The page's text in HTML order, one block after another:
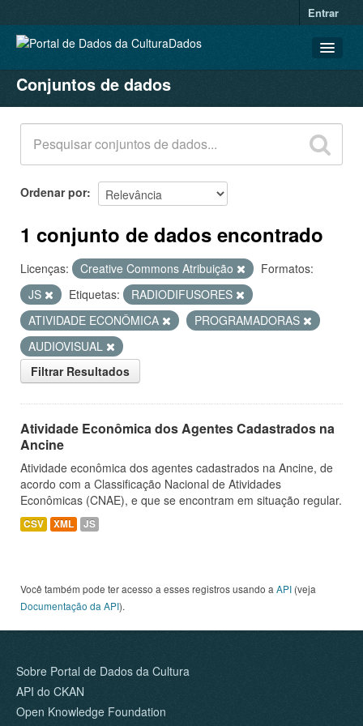
Entrar
CONJUNTOS DE DADOS
ORGANIZAÇÕES
GRUPOS
SOBRE
Conjuntos de dados
Ordenar por
1 conjunto de dados encontrado
Licenças: Creative Commons Atribuição
Formatos:
JS
Etiquetas:
RADIODIFUSORES
ATIVIDADE ECONÔMICA
PROGRAMADORAS
AUDIOVISUAL
Filtrar Resultados
Atividade Econômica dos Agentes Cadastrados na
Ancine
Atividade econômica dos agentes cadastrados na Ancine, de
acordo com a Classificação Nacional de Atividades
Econômicas (CNAE), e que se encontram em situação regular.
CSV XML JS
Você também pode ter acesso a esses registros usando a API (veja
Documentação da API).
Sobre Portal de Dados da Cultura
API do CKAN
Open Knowledge Foundation